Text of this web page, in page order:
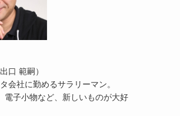
口 範嗣）
会社に勤めるサラリーマン。
電子小物など、新しいものが大好